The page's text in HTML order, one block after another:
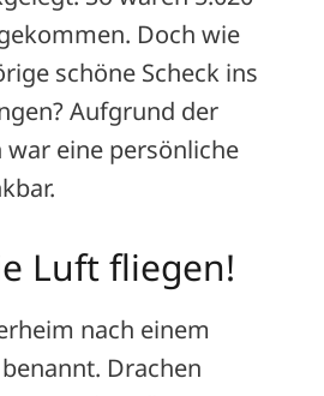
Doch wie
schöne Scheck ins
Aufgrund der
war eine persönliche
Luft fliegen!
nach einem
Drachen